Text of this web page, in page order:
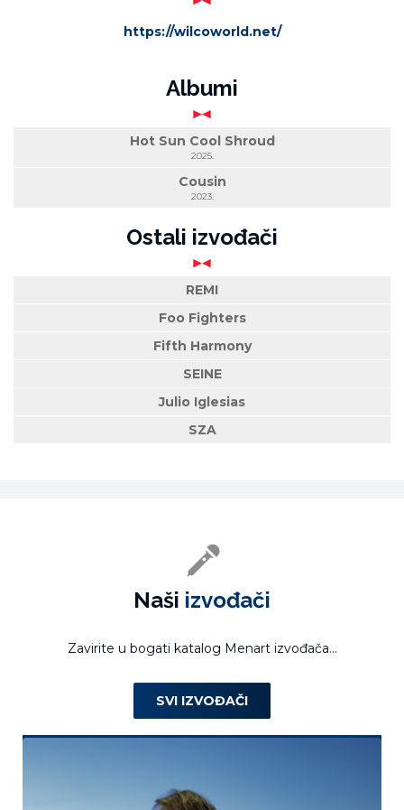
https://wilcoworld.net/
Albumi
Hot Sun Cool Shroud
2025.
Cousin
2023.
Ostali izvođači
REMI
Foo Fighters
Fifth Harmony
SEINE
Julio Iglesias
SZA
Naši izvođači
Zavirite u bogati katalog Menart izvođača...
SVI IZVOĐAČI